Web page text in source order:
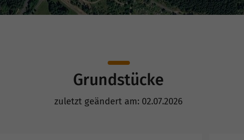
Grundstücke
zuletzt geändert am: 02.07.2026